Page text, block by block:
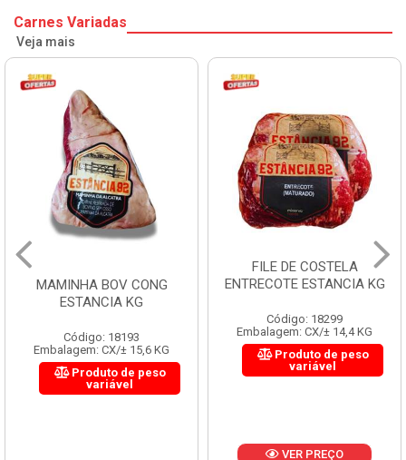
Carnes Variadas
Veja mais
MAMINHA BOV CONG
ESTANCIA KG
Código: 18193
Embalagem: CX/± 15,6 KG
Produto de peso
variável
FILE DE COSTELA
ENTRECOTE ESTANCIA KG
Código: 18299
Embalagem: CX/± 14,4 KG
Produto de peso
variável
VER PREÇO